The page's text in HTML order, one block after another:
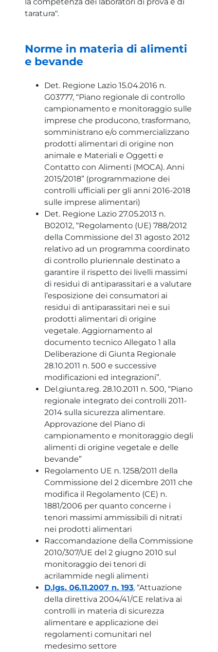
taratura".
Norme in materia di alimenti
e bevande
Det. Regione Lazio 15.04.2016 n.
G03777, “Piano regionale di controllo
campionamento e monitoraggio sulle
imprese che producono, trasformano,
somministrano e/o commercializzano
prodotti alimentari di origine non
animale e Materiali e Oggetti e
Contatto con Alimenti (MOCA). Anni
2015/2018” (programmazione dei
controlli ufficiali per gli anni 2016-2018
sulle imprese alimentari)
Det. Regione Lazio 27.05.2013 n.
B02012, “Regolamento (UE) 788/2012
della Commissione del 31 agosto 2012
relativo ad un programma coordinato
di controllo pluriennale destinato a
garantire il rispetto dei livelli massimi
di residui di antiparassitari e a valutare
l’esposizione dei consumatori ai
residui di antiparassitari nei e sui
prodotti alimentari di origine
vegetale. Aggiornamento al
documento tecnico Allegato 1 alla
Deliberazione di Giunta Regionale
28.10.2011 n. 500 e successive
modificazioni ed integrazioni”.
Del.giunta.reg. 28.10.2011 n. 500, “Piano
regionale integrato dei controlli 2011-
2014 sulla sicurezza alimentare.
Approvazione del Piano di
campionamento e monitoraggio degli
alimenti di origine vegetale e delle
bevande”
Regolamento UE n. 1258/2011 della
Commissione del 2 dicembre 2011 che
modifica il Regolamento (CE) n.
1881/2006 per quanto concerne i
tenori massimi ammissibili di nitrati
nei prodotti alimentari
Raccomandazione della Commissione
2010/307/UE del 2 giugno 2010 sul
monitoraggio dei tenori di
acrilammide negli alimenti
D.lgs. 06.11.2007 n. 193, “Attuazione
della direttiva 2004/41/CE relativa ai
controlli in materia di sicurezza
alimentare e applicazione dei
regolamenti comunitari nel
medesimo settore